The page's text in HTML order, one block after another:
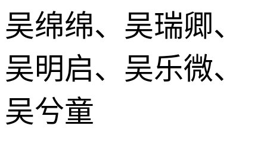
吴绵绵、吴瑞卿、
吴明启、吴乐微、
吴兮童